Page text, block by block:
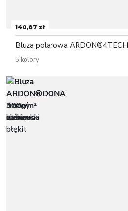
140,87 zł
Bluza polarowa ARDON®4TECH
5 kolory